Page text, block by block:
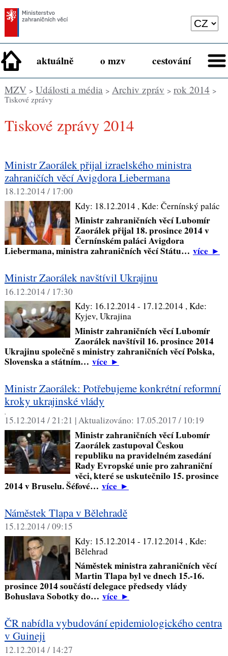
aktuálně o mzv cestování
MZV> Události a média> Archiv zpráv > rok 2014 >
Tiskové zprávy
Tiskové zprávy 2014
Ministr Zaorálek přijal izraelského ministra
zahraničích věcí Avigdora Liebermana
18.12.2014 / 17:00
Kdy: 18.12.2014 , Kde: Černínský palác
Ministr zahraničních věcí Lubomír
Zaorálek přijal 18. prosince 2014 v
Černínském paláci Avigdora
Liebermana, ministra zahraničních věcí Státu… více►
Ministr Zaorálek navštívil Ukrajinu
16.12.2014 / 17:30
Kdy: 16.12.2014 - 17.12.2014 , Kde:
Kyjev, Ukrajina
Ministr zahraničních věcí Lubomír
Zaorálek navštívil 16. prosince 2014
Ukrajinu společně s ministry zahraničních věcí Polska,
Slovenska a státním… více►
Ministr Zaorálek: Potřebujeme konkrétní reformní
kroky ukrajinské vlády
,
15.12.2014 / 21:21 |Aktualizováno: 17.05.2017 / 10:19
Ministr zahraničních věcí Lubomír
Zaorálek zastupoval Českou
republiku na pravidelném zasedání
Rady Evropské unie pro zahraniční
věci, které se uskutečnilo 15. prosince
2014 v Bruselu. Šéfové… více►
Náměstek Tlapa v Bělehradě
15.12.2014 / 09:15
Kdy: 15.12.2014 - 17.12.2014 , Kde:
Bělehrad
Náměstek ministra zahraničních věcí
Martin Tlapa byl ve dnech 15.-16.
prosince 2014 součástí delegace předsedy vlády
Bohuslava Sobotky do… více►
ČR nabídla vybudování epidemiologického centra
v Guineji
12.12.2014 / 14:27